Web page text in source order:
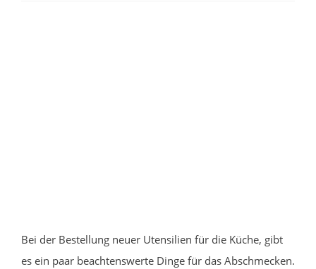
Bei der Bestellung neuer Utensilien für die Küche, gibt
es ein paar beachtenswerte Dinge für das Abschmecken.